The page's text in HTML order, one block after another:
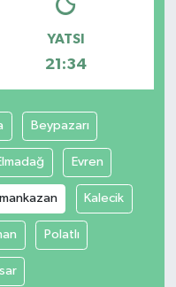
YATSI
21:34
Beypazarı
Evren
Kalecik
Polatlı